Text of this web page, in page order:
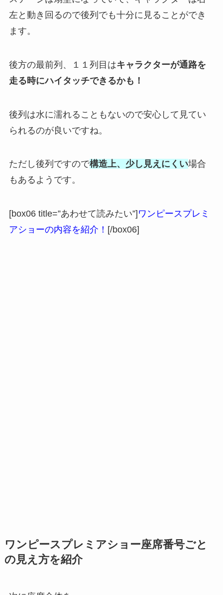
左と動き回るので後列でも十分に見ることができ
ます。
後方の最前列、１１列目はキャラクターが通路を
走る時にハイタッチできるかも！
後列は水に濡れることもないので安心して見てい
られるのが良いですね。
ただし後列ですので構造上、少し見えにくい場合
もあるようです。
[box06 title=”あわせて読みたい”] ワンピースプレミ
アショーの内容を紹介！ [/box06]
ワンピースプレミアショー座席番号ごと
の見え方を紹介